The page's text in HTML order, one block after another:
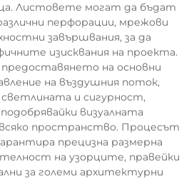
Листовете могат да бъдат
перфорации, мрежови
завършвания, за да
изисквания на проекта.
на основни
на въздушния поток,
и сигурност,
визуалната
пространство. Процесът
прецизна размерна
на узорците, правейки
за големи архитектурни